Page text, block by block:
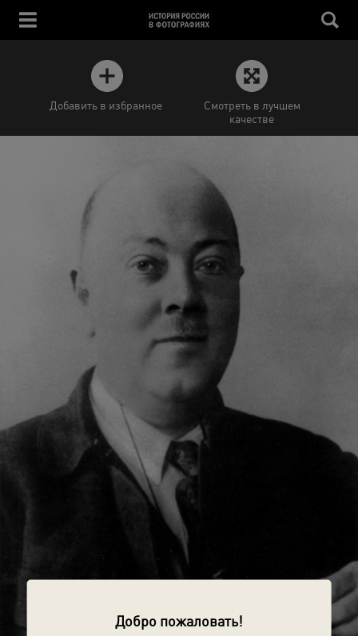
Добро пожаловать!
Добавить в избранное
Смотреть в лучшем
качестве